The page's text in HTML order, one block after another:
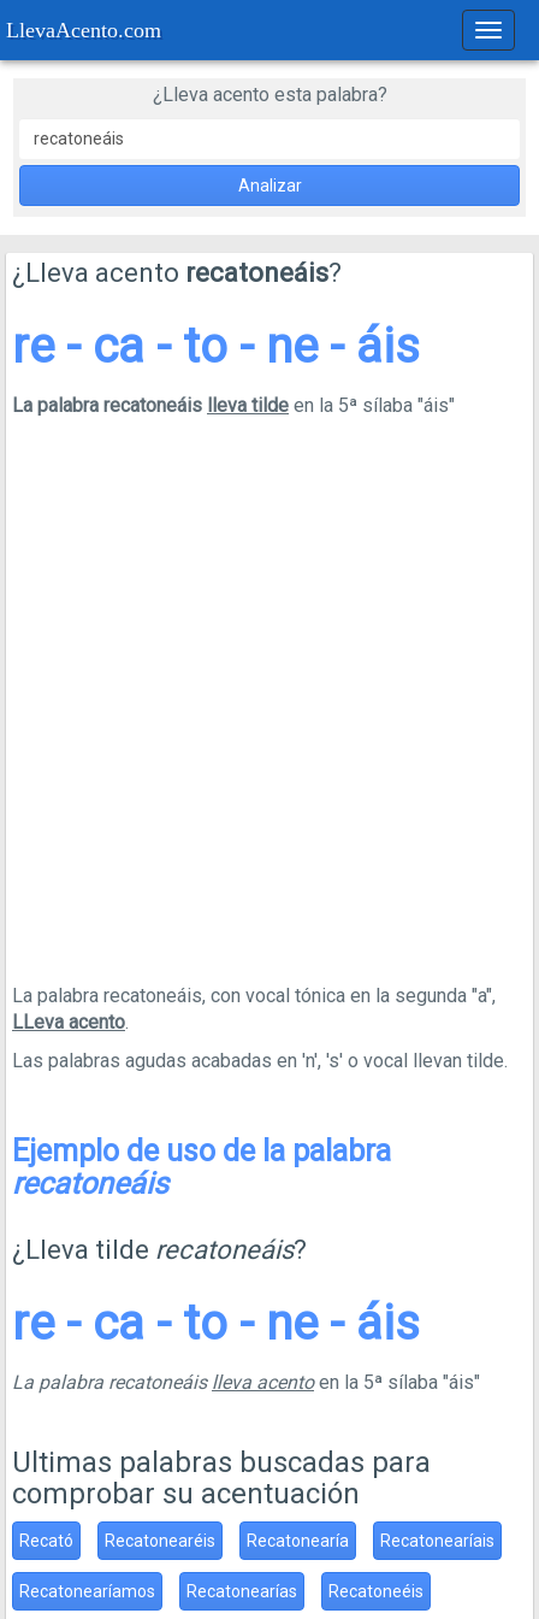
LlevaAcento.com
de
¿Lleva acento esta palabra?
Analizar
¿Lleva acento recatoneáis?
re - ca - to - ne - áis
La palabra recatoneáis lleva tilde en la 5ª sílaba "áis"
La palabra recatoneáis, con vocal tónica en la segunda "a",
LLeva acento.
Las palabras agudas acabadas en 'n', 's' o vocal llevan tilde.
Ejemplo de uso de la palabra
recatoneáis
¿Lleva tilde recatoneáis?
re - ca - to - ne - áis
La palabra recatoneáis lleva acentoen la 5ª sílaba "áis"
Ultimas palabras buscadas para
comprobar su acentuación
Recató Recatonearéis Recatonearía Recatonearíais
Recatonearíamos Recatonearías Recatoneéis